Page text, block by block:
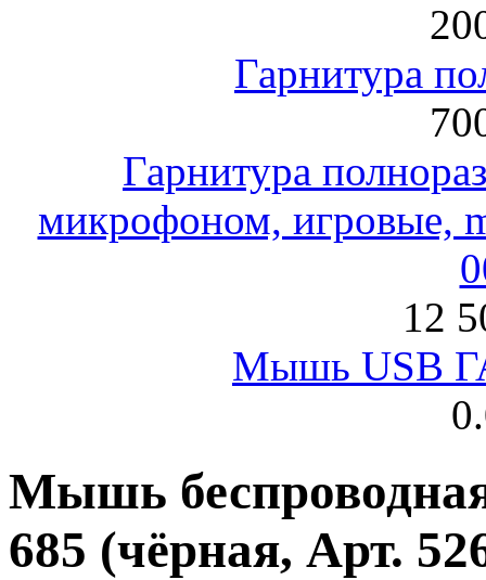
Гарнитура
Гарнитура
микрофоном, игровые,
12
Мышь USB
Мышь
685 (чёрная, Арт.